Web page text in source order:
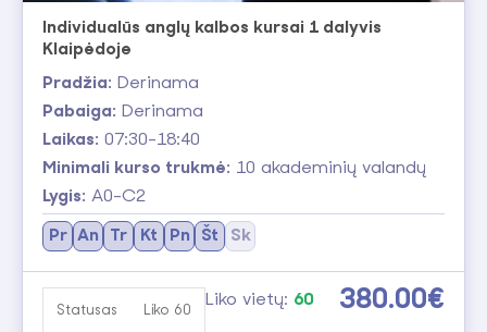
Individualūs anglų kalbos kursai 1 dalyvis
Klaipėdoje
Pradžia: Derinama
Pabaiga: Derinama
Laikas: 07:30-18:40
Minimali kurso trukmė: 10 akademinių valandų
Lygis: A0-C2
Pr An Tr Kt Pn Št Sk
Statusas Liko 60 380.00€
Liko vietų: 60